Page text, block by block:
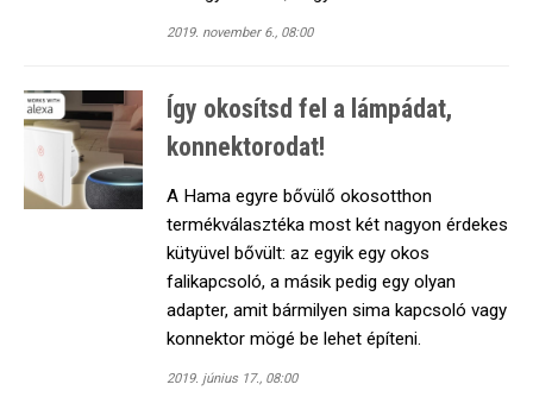
2019. november 6., 08:00
Így okosítsd fel a lámpádat,
konnektorodat!
A Hama egyre bővülő okosotthon
termékválasztéka most két nagyon érdekes
kütyüvel bővült: az egyik egy okos
falikapcsoló, a másik pedig egy olyan
adapter, amit bármilyen sima kapcsoló vagy
konnektor mögé be lehet építeni.
2019. június 17., 08:00